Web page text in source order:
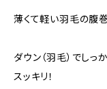
薄くて軽い羽毛の腹巻
ダウン（羽毛）でしっ
スッキリ！